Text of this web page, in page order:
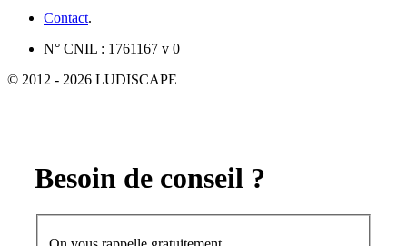
Contact.
N° CNIL : 1761167 v 0
© 2012 - 2026 LUDISCAPE
Besoin de conseil ?